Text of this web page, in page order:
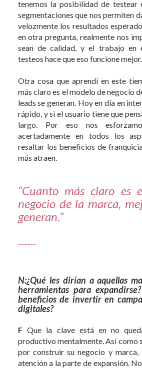
tenemos la posibilidad de testear
segmentaciones que nos permiten
velozmente los resultados
en otra pregunta, realmente nos
sean de calidad, y el trabajo en
testeos hace que eso funcione mejor.
Otra cosa que aprendí en este
más claro es el modelo de negocio
leads se generan. Hoy en día en
rápido, y si el usuario tiene que
largo. Por eso nos
acertadamente en todos los
resaltar los beneficios de
más atraen.
“Cuanto más claro es
negocio de la marca,
generan.”
------
N:¿Qué les dirían a aquellas
herramientas para
beneficios de invertir en
digitales?
F​​Que la clave está en no
productivo mentalmente. Así como
por construir su negocio y marca,
atención a la parte de expansión.